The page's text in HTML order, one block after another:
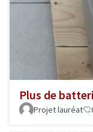
Plus de
Projet lauréat